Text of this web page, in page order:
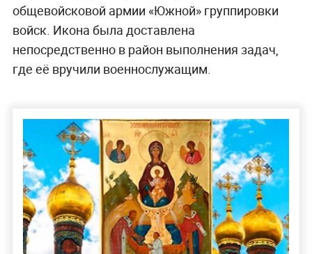
общевойсковой армии «Южной» группировки
войск. Икона была доставлена
непосредственно в район выполнения задач,
где её вручили военнослужащим.